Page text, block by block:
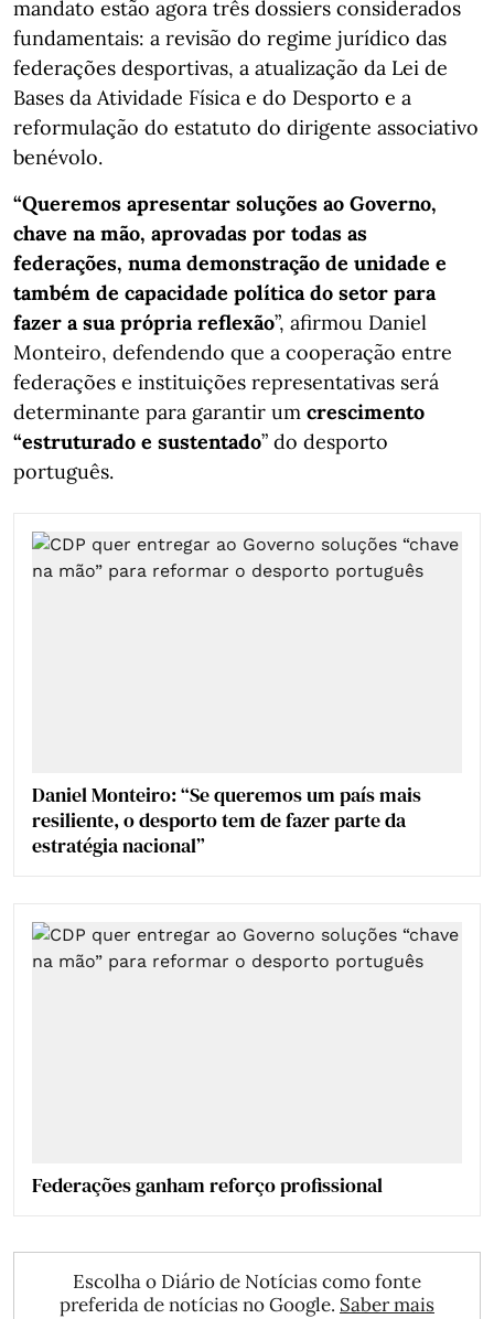
mandato estão agora três dossiers considerados
fundamentais: a revisão do regime jurídico das
federações desportivas, a atualização da Lei de
Bases da Atividade Física e do Desporto e a
reformulação do estatuto do dirigente associativo
benévolo.
“Queremos apresentar soluções ao Governo,
chave na mão, aprovadas por todas as
federações, numa demonstração de unidade e
também de capacidade política do setor para
fazer a sua própria reflexão”, afirmou Daniel
Monteiro, defendendo que a cooperação entre
federações e instituições representativas será
determinante para garantir um crescimento
“estruturado e sustentado” do desporto
português.
Daniel Monteiro: “Se queremos um país mais
resiliente, o desporto tem de fazer parte da
estratégia nacional”
Federações ganham reforço profissional
Escolha o Diário de Notícias como fonte
preferida de notícias no Google. Saber mais